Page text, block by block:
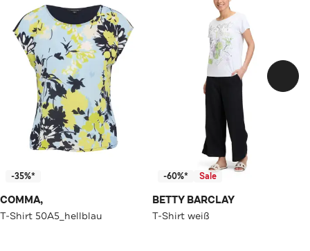
-35%*
COMMA,
T-Shirt 50A5_hellblau
-60%* Sale
BETTY BARCLAY
T-Shirt weiß